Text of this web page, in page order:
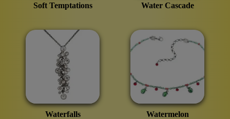
Soft Temptations Water Cascade
Waterfalls Watermelon